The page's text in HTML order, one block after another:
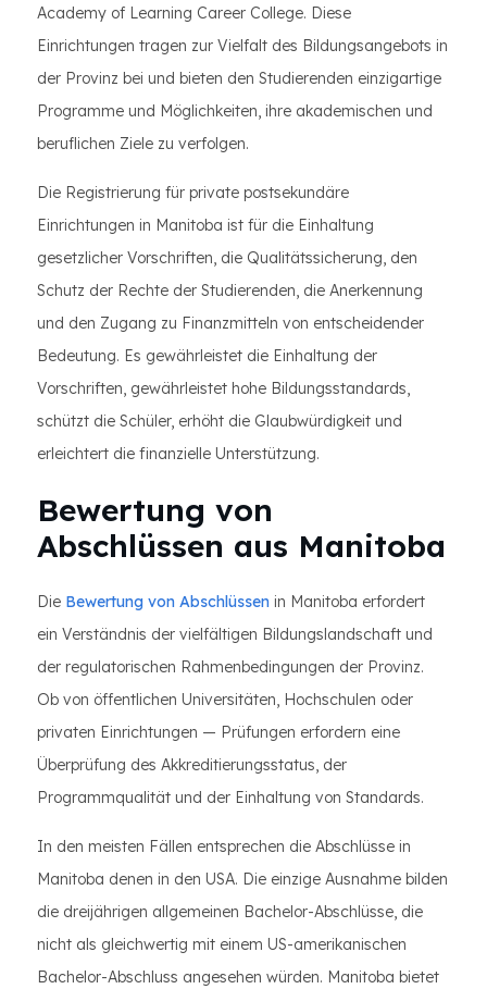
Academy of Learning Career College. Diese
Einrichtungen tragen zur Vielfalt des Bildungsangebots in
der Provinz bei und bieten den Studierenden einzigartige
Programme und Möglichkeiten, ihre akademischen und
beruflichen Ziele zu verfolgen.
Die Registrierung für private postsekundäre
Einrichtungen in Manitoba ist für die Einhaltung
gesetzlicher Vorschriften, die Qualitätssicherung, den
Schutz der Rechte der Studierenden, die Anerkennung
und den Zugang zu Finanzmitteln von entscheidender
Bedeutung. Es gewährleistet die Einhaltung der
Vorschriften, gewährleistet hohe Bildungsstandards,
schützt die Schüler, erhöht die Glaubwürdigkeit und
erleichtert die finanzielle Unterstützung.
Bewertung von
Abschlüssen aus Manitoba
Die Bewertung von Abschlüssen in Manitoba erfordert
ein Verständnis der vielfältigen Bildungslandschaft und
der regulatorischen Rahmenbedingungen der Provinz.
Ob von öffentlichen Universitäten, Hochschulen oder
privaten Einrichtungen — Prüfungen erfordern eine
Überprüfung des Akkreditierungsstatus, der
Programmqualität und der Einhaltung von Standards.
In den meisten Fällen entsprechen die Abschlüsse in
Manitoba denen in den USA. Die einzige Ausnahme bilden
die dreijährigen allgemeinen Bachelor-Abschlüsse, die
nicht als gleichwertig mit einem US-amerikanischen
Bachelor-Abschluss angesehen würden. Manitoba bietet